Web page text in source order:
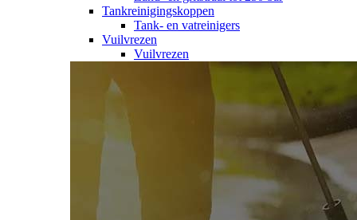
Tankreinigingskoppen
Tank- en vatreinigers
Vuilvrezen
Vuilvrezen